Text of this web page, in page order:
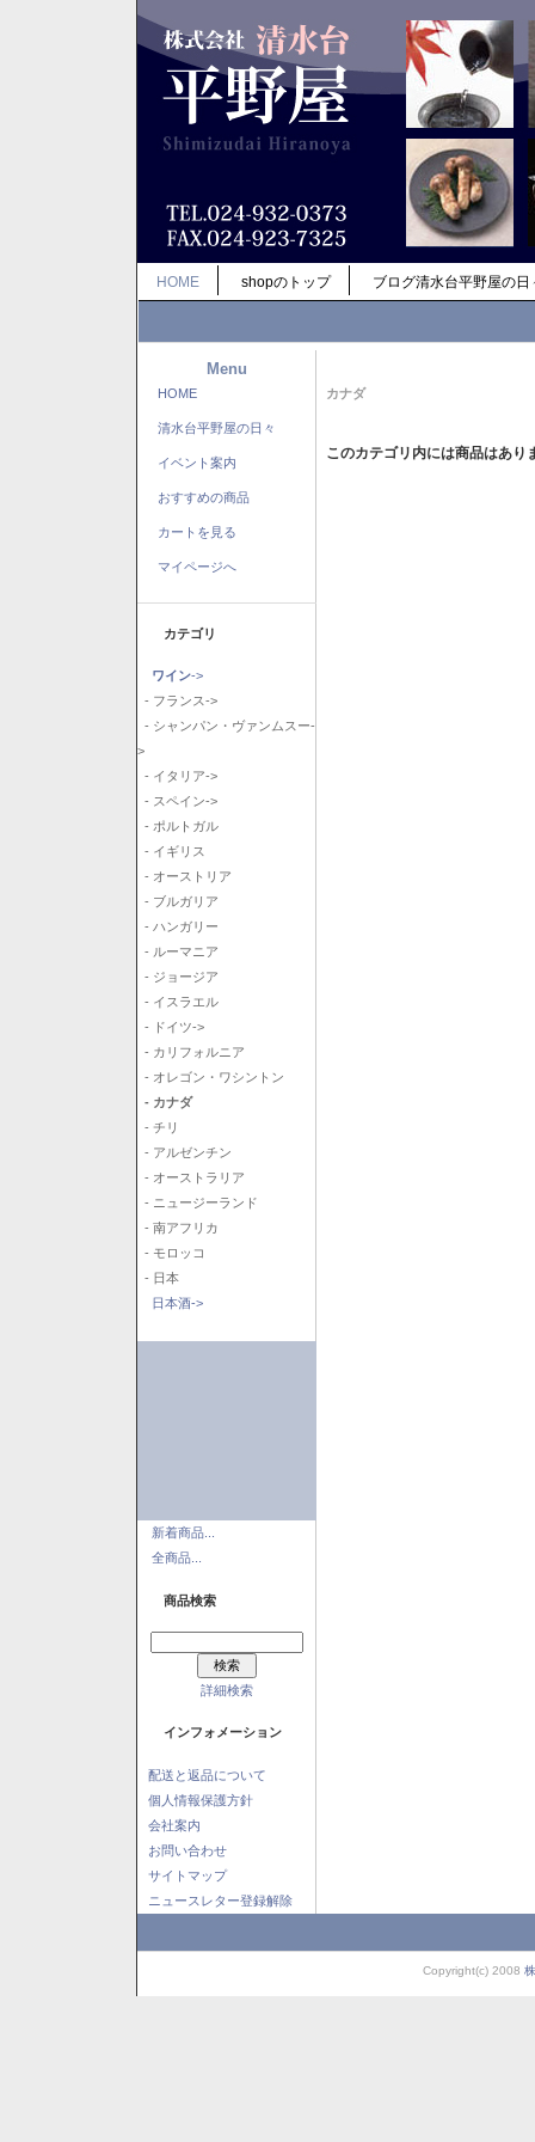
HOME shopのトップ ブログ清水台平野屋の日
Menu
HOME
清水台平野屋の日々
イベント案内
おすすめの商品
カートを見る
マイページへ
カテゴリ
ワイン->
- フランス->
- シャンパン・ヴァンムスー-
>
- イタリア->
- スペイン->
- ポルトガル
- イギリス
- オーストリア
- ブルガリア
- ハンガリー
- ルーマニア
- ジョージア
- イスラエル
- ドイツ->
- カリフォルニア
- オレゴン・ワシントン
- カナダ
- チリ
- アルゼンチン
- オーストラリア
- ニュージーランド
- 南アフリカ
- モロッコ
- 日本
日本酒->
新着商品...
全商品...
商品検索
詳細検索
インフォメーション
配送と返品について
個人情報保護方針
会社案内
お問い合わせ
サイトマップ
ニュースレター登録解除
カナダ
このカテゴリ内には商品はあり
Copyright(c) 2008